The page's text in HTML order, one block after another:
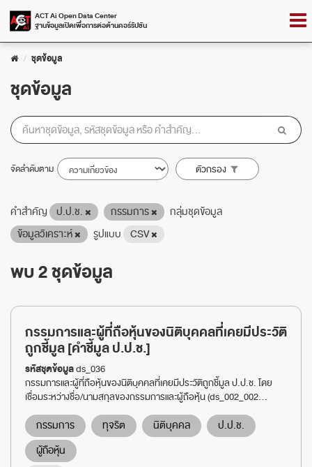
Skip
ACT Ai Open Data Center
ฐานข้อมูลเปิดเพื่อการต่อต้านคอร์รัปชัน
ชุดข้อมูล
ชุดข้อมูล
จัดลำดับตาม ตัวกรอง
คำสำคัญ ป.ป.ช. กรรมการ
กลุ่มชุดข้อมูล
ข้อมูลวิเคราะห์
รูปแบบ CSV
พบ 2 ชุดข้อมูล
กรรมการและผู้ที่ถือหุ้นของนิติบุคคลที่เคยมีประวัติ
ถูกชี้มูล [คำชี้มูล ป.ป.ช.]
รหัสชุดข้อมูลds_036
กรรมการและผู้ที่ถือหุ้นของนิติบุคคลที่เคยมีประวัติถูกชี้มูล ป.ป.ช. โดย
เชื่อมระหว่างชื่อ/นามสกุลของกรรมการและผู้ถือหุ้น (ds_002_002...
กรรมการ ทุจริต นิติบุคคล
ป.ป.ช.
ผู้ถือหุ้น